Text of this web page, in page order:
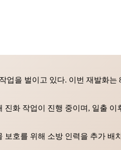
업을 벌이고 있다. 이번 재발화
화 작업이 진행 중이며, 일출 이
호를 위해 소방 인력을 추가 배